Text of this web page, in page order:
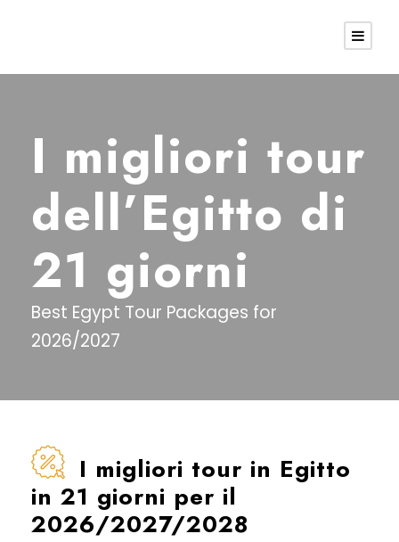
I migliori tour
dell’Egitto di
21 giorni
Best Egypt Tour Packages for
2026/2027
I migliori tour in Egitto
in 21 giorni per il
2026/2027/2028